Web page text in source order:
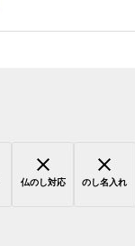
仏のし対応 のし名入れ